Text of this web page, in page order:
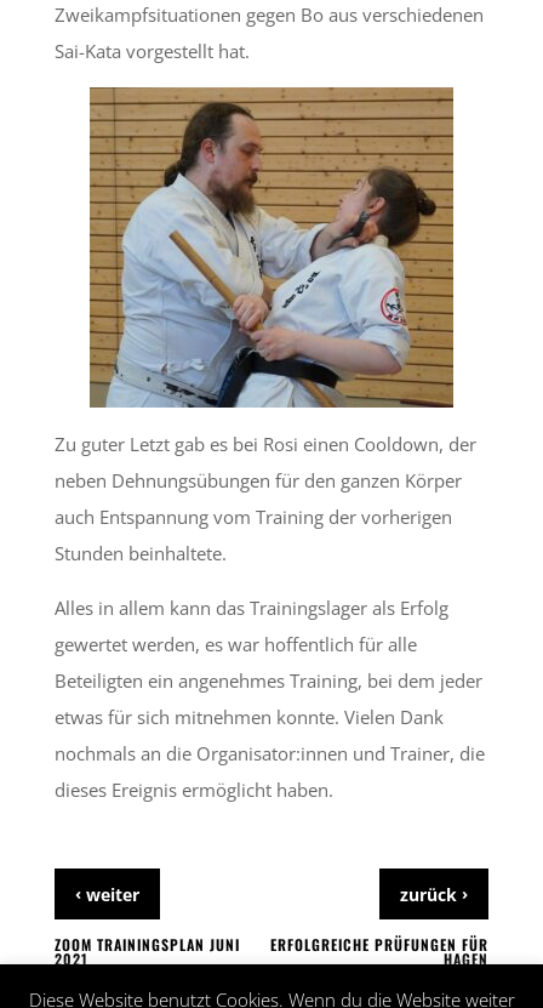
Zweikampfsituationen gegen Bo aus verschiedenen
Sai-Kata vorgestellt hat.
Zu guter Letzt gab es bei Rosi einen Cooldown, der
neben Dehnungsübungen für den ganzen Körper
auch Entspannung vom Training der vorherigen
Stunden beinhaltete.
Alles in allem kann das Trainingslager als Erfolg
gewertet werden, es war hoffentlich für alle
Beteiligten ein angenehmes Training, bei dem jeder
etwas für sich mitnehmen konnte. Vielen Dank
nochmals an die Organisator:innen und Trainer, die
dieses Ereignis ermöglicht haben.
‹weiter
ZOOM TRAININGSPLAN JUNI
2021
zurück›
ERFOLGREICHE PRÜFUNGEN FÜR
HAGEN
Diese Website benutzt Cookies. Wenn du die Website weiter